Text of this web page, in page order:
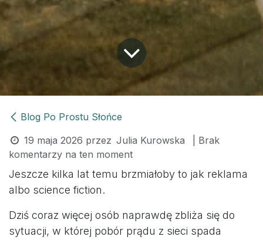
Blog Po Prostu Słońce
19 maja 2026 przez Julia Kurowska
| Brak
komentarzy na ten moment
Jeszcze kilka lat temu brzmiałoby to jak reklama
albo science fiction.
Dziś coraz więcej osób naprawdę zbliża się do
sytuacji, w której pobór prądu z sieci spada